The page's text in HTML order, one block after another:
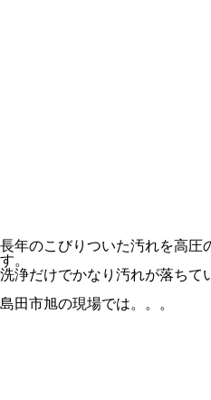
長年のこびりついた汚れを高圧
す。
洗浄だけでかなり汚れが落ちて
島田市旭の現場では。。。